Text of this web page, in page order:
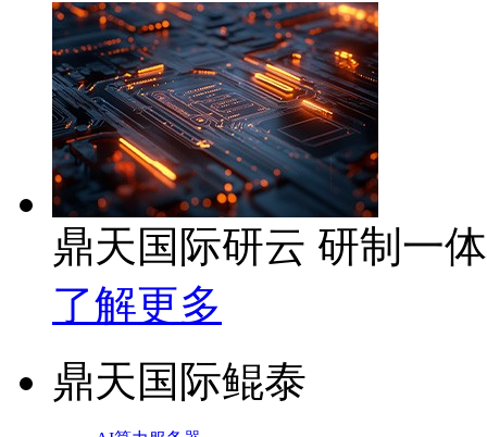
鼎天国际研云 研制一
了解更多
鼎天国际鲲泰